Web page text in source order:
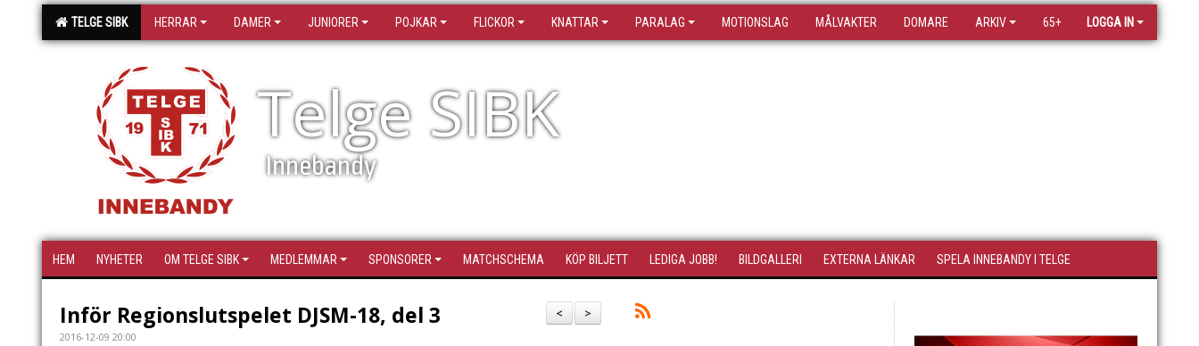
TELGE SIBK HERRAR DAMER JUNIORER POJKAR FLICKOR KNATTAR PARALAG MOTIONSLAG MÅLVAKTER DOMARE ARKIV 65+ LOGGA IN
Telge SIBK
Innebandy
HEM NYHETER OM TELGE SIBK MEDLEMMAR SPONSORER MATCHSCHEMA KÖP BILJETT LEDIGA JOBB! BILDGALLERI EXTERNA LÄNKAR SPELA INNEBANDY I TELGE
>
<
Inför Regionslutspelet DJSM-18, del 3
2016-12-09 20:00